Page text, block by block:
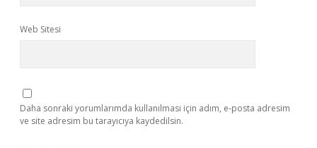
Web Sitesi
Daha sonraki yorumlarımda kullanılması için adım, e-posta adresim
ve site adresim bu tarayıcıya kaydedilsin.